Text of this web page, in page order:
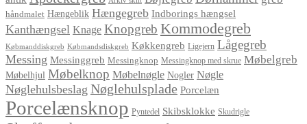
håndmalet Hængeblik Hængegreb Indborings hængsel
Kanthængsel Knage Knopgreb Kommodegreb
Købmanddiskgreb Købmandsdiskgreb Køkkengreb Ligejern Lågegreb
Messing Messinggreb Messingknop Messingknop med skrue Møbelgreb
Møbelhjul Møbelknop Møbelnøgle Nogler Nøgle
Nøglehulsbeslag Nøglehulsplade Porcelæn
Porcelænsknop Pyntedel Skibsklokke Skudrigle